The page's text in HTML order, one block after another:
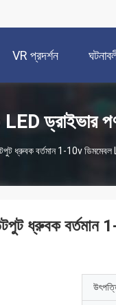
VR প্রদর্শন
ড্রাইভার
বর্তমান 1-10v ডিমমেবল
বর্তমান